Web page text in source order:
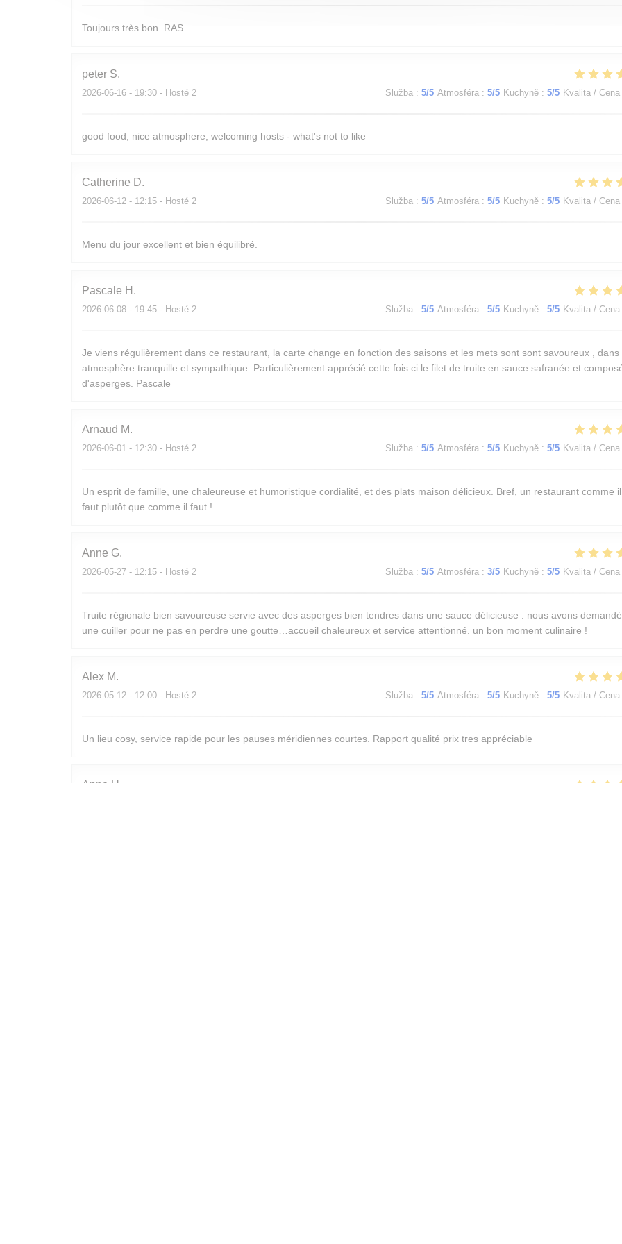
Toujours très bon. RAS
peter S
2026-06-16 - 19:30 - Hosté 2 Služba : 5/5 Atmosféra : 5/5 Kuchyně : 5/5 Kvalita / Cena
good food, nice atmosphere, welcoming hosts - what's not to like
Catherine D
2026-06-12 - 12:15 - Hosté 2 Služba : 5/5 Atmosféra : 5/5 Kuchyně : 5/5 Kvalita / Cena
Menu du jour excellent et bien équilibré.
Pascale H
2026-06-08 - 19:45 - Hosté 2 Služba : 5/5 Atmosféra : 5/5 Kuchyně : 5/5 Kvalita / Cena
Je viens régulièrement dans ce restaurant, la carte change en fonction des saisons et les mets sont sont savoureux , dans
atmosphère tranquille et sympathique. Particulièrement apprécié cette fois ci le filet de truite en sauce safranée et
d'asperges. Pascale
Arnaud M
2026-06-01 - 12:30 - Hosté 2 Služba : 5/5 Atmosféra : 5/5 Kuchyně : 5/5 Kvalita / Cena
Un esprit de famille, une chaleureuse et humoristique cordialité, et des plats maison délicieux. Bref, un restaurant comme
faut plutôt que comme il faut !
Anne G
2026-05-27 - 12:15 - Hosté 2 Služba : 5/5 Atmosféra : 3/5 Kuchyně : 5/5 Kvalita / Cena
Truite régionale bien savoureuse servie avec des asperges bien tendres dans une sauce délicieuse : nous avons demandé
une cuiller pour ne pas en perdre une goutte…accueil chaleureux et service attentionné. un bon moment culinaire !
Alex M
2026-05-12 - 12:00 - Hosté 2 Služba : 5/5 Atmosféra : 5/5 Kuchyně : 5/5 Kvalita / Cena
Un lieu cosy, service rapide pour les pauses méridiennes courtes. Rapport qualité prix tres appréciable
Anne U